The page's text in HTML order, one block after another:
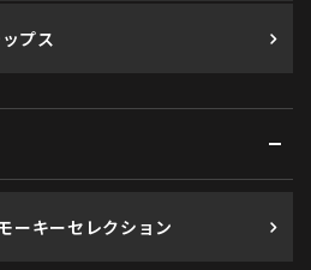
プス
ーキーセレクション